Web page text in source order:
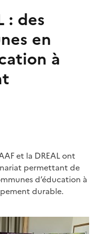
: des
en
à
et la DREAL ont
permettant de
d’éducation à
durable.